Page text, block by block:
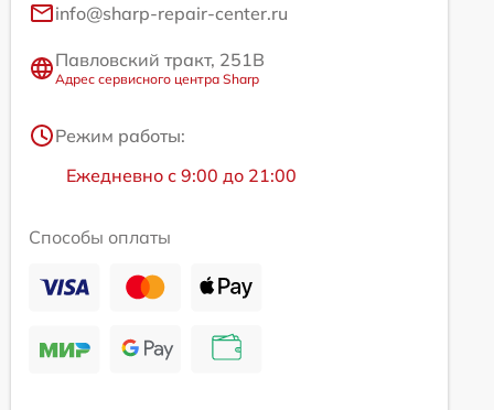
info@sharp-repair-center.ru
Павловский тракт, 251В
Адрес сервисного центра Sharp
Режим работы:
Ежедневно с 9:00 до 21:00
Способы оплаты